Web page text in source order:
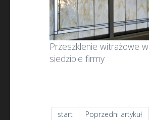
Przeszklenie witrażowe w
siedzibie firmy
start Poprzedni artykuł